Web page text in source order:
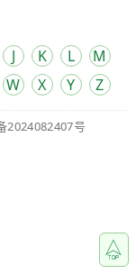
J K L
M
W X Y Z
2024082407号